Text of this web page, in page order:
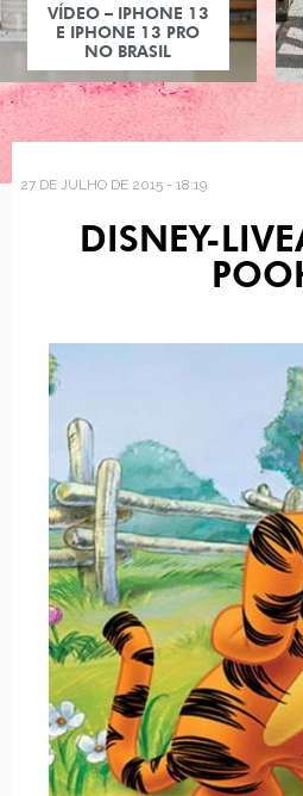
VÍDEO – IPHONE 13
E IPHONE 13 PRO
NO BRASIL
27 DE JULHO DE 2015 - 18:19
DISNEY-